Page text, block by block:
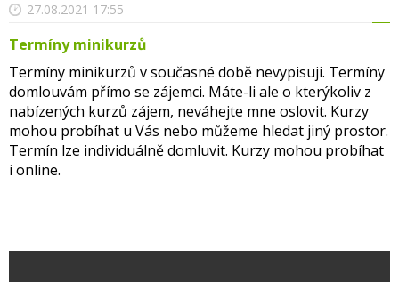
27.08.2021 17:55
Termíny minikurzů
Termíny minikurzů v současné době nevypisuji. Termíny
domlouvám přímo se zájemci. Máte-li ale o kterýkoliv z
nabízených kurzů zájem, neváhejte mne oslovit. Kurzy
mohou probíhat u Vás nebo můžeme hledat jiný prostor.
Termín lze individuálně domluvit. Kurzy mohou probíhat
i online.